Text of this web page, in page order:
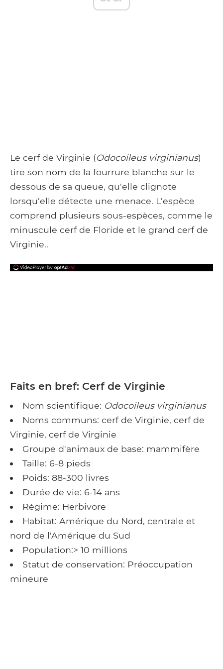
Le cerf de Virginie (Odocoileus virginianus)
tire son nom de la fourrure blanche sur le
dessous de sa queue, qu'elle clignote
lorsqu'elle détecte une menace. L'espèce
comprend plusieurs sous-espèces, comme le
minuscule cerf de Floride et le grand cerf de
Virginie..
Faits en bref: Cerf de Virginie
Nom scientifique: Odocoileus virginianus
Noms communs: cerf de Virginie, cerf de
Virginie, cerf de Virginie
Groupe d'animaux de base: mammifère
Taille: 6-8 pieds
Poids: 88-300 livres
Durée de vie: 6-14 ans
Régime: Herbivore
Habitat: Amérique du Nord, centrale et
nord de l'Amérique du Sud
Population:> 10 millions
Statut de conservation: Préoccupation
mineure